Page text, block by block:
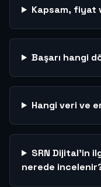
Kapsam, fiyat
Başarı hangi
Hangi veri ve
SRN Dijital’in
nerede